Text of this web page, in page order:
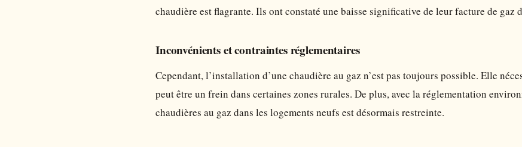
chaudière est flagrante. Ils ont constaté une baisse significative de leur facture de gaz
Inconvénients et contraintes réglementaires
Cependant, l’installation d’une chaudière au gaz n’est pas toujours possible. Elle
peut être un frein dans certaines zones rurales. De plus, avec la réglementation
chaudières au gaz dans les logements neufs est désormais restreinte.